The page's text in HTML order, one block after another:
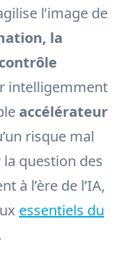
l’image de
la
intelligemment
accélérateur
risque mal
question des
à l’ère de l’IA,
essentiels du